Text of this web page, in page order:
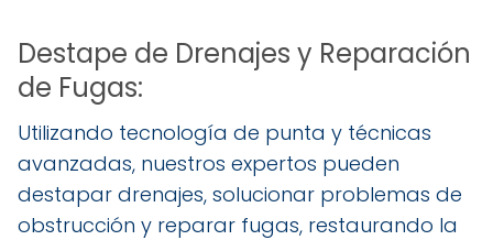
Destape de Drenajes y Reparación
de Fugas:
Utilizando tecnología de punta y técnicas
avanzadas, nuestros expertos pueden
destapar drenajes, solucionar problemas de
obstrucción y reparar fugas, restaurando la